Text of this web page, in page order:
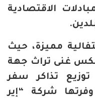
الاقتصادية
مميزة، حيث
غنى تراث جهة
تذاكر سفر
شركة “إير